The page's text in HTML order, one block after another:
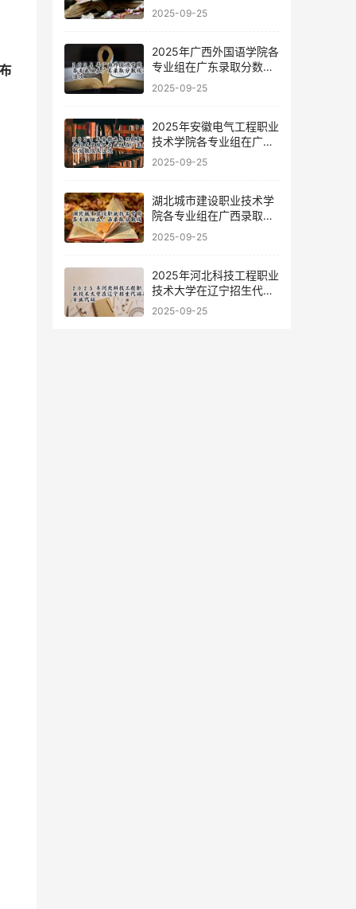
2025-09-25
2025年广西外国语学院各
专业组在广东录取分数线
及位次
2025-09-25
2025年安徽电气工程职业
技术学院各专业组在广东
录取分数线及位次
2025-09-25
湖北城市建设职业技术学
院各专业组在广西录取分
数线
2025-09-25
2025年河北科技工程职业
技术大学在辽宁招生代码
及专业代码
2025-09-25